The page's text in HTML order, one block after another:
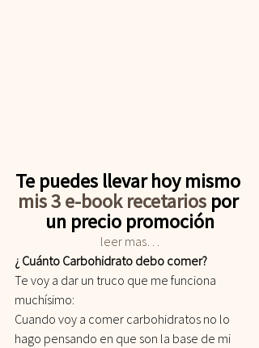
Te puedes llevar hoy mismo
mis 3 e-book recetarios por
un precio promoción
leer mas…
¿ Cuánto Carbohidrato debo comer?
Te voy a dar un truco que me funciona
muchísimo:
Cuando voy a comer carbohidratos no lo
hago pensando en que son la base de mi